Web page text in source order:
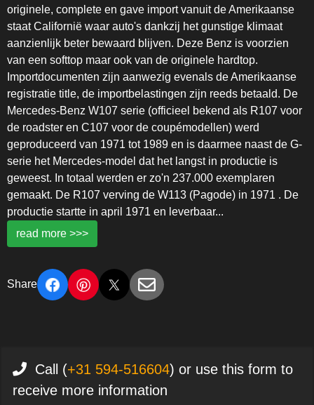
originele, complete en gave import vanuit de Amerikaanse
staat Californië waar auto's dankzij het gunstige klimaat
aanzienlijk beter bewaard blijven. Deze Benz is voorzien
van een softtop maar ook van de originele hardtop.
Importdocumenten zijn aanwezig evenals de Amerikaanse
registratie title, de importbelastingen zijn reeds betaald. De
Mercedes-Benz W107 serie (officieel bekend als R107 voor
de roadster en C107 voor de coupémodellen) werd
geproduceerd van 1971 tot 1989 en is daarmee naast de G-
serie het Mercedes-model dat het langst in productie is
geweest. In totaal werden er zo'n 237.000 exemplaren
gemaakt. De R107 verving de W113 (Pagode) in 1971 . De
productie startte in april 1971 en leverbaar...
read more >>>
Share
Call (+31 594-516604) or use this form to
receive more information